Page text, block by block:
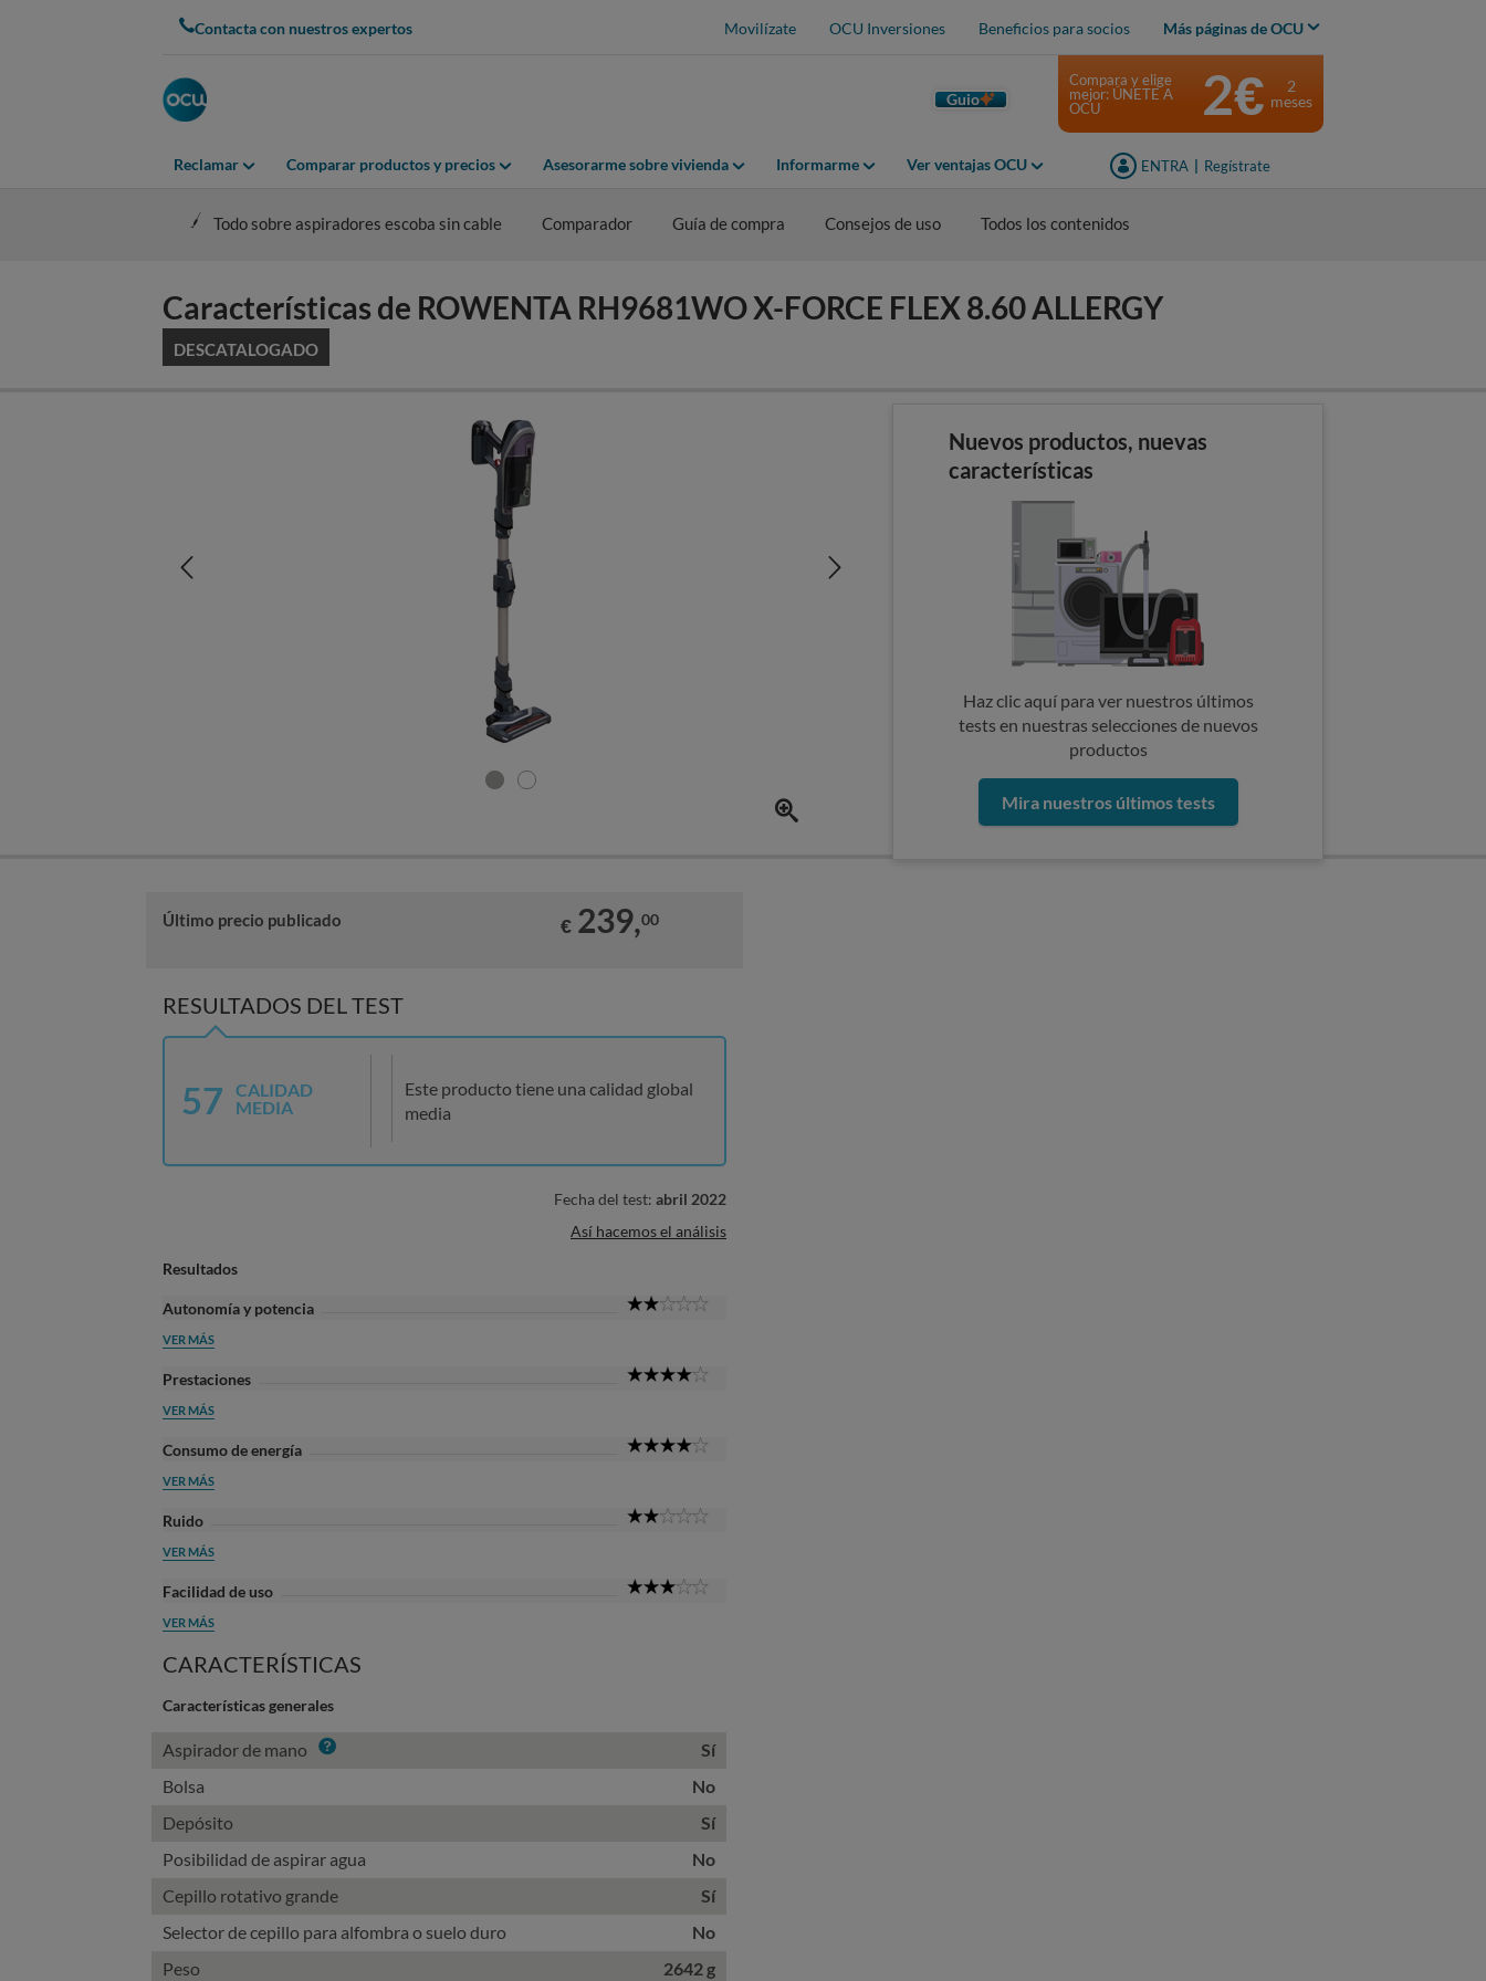
Contacta con nuestros expertos Movilízate OCU Inversiones Beneficios para socios Más páginas de OCU
Guio
Reclamar Comparar productos y precios Asesorarme sobre vivienda Informarme Ver ventajas OCU ENTRA Regístrate
Compara y elige
mejor: ÚNETE A
OCU
2€
2
meses
Todo sobre aspiradores escoba sin cable Comparador Guía de compra Consejos de uso Todos los contenidos
Características de ROWENTA RH9681WO X-FORCE FLEX 8.60 ALLERGY
DESCATALOGADO
Nuevos productos, nuevas
características
Haz clic aquí para ver nuestros últimos
tests en nuestras selecciones de nuevos
productos
Mira nuestros últimos tests
Último precio publicado € 239,00
RESULTADOS DEL TEST
57
CALIDAD
MEDIA
Este producto tiene una calidad global
media
Fecha del test: abril 2022
Así hacemos el análisis
Resultados
Autonomía y potencia
VER MÁS
Prestaciones
VER MÁS
Consumo de energía
VER MÁS
Ruido
VER MÁS
Facilidad de uso
VER MÁS
CARACTERÍSTICAS
Características generales
Aspirador de mano Info
Sí
Bolsa
No
Depósito
Sí
Posibilidad de aspirar agua
No
Cepillo rotativo grande
Sí
Selector de cepillo para alfombra o suelo duro
No
Peso
2642 g